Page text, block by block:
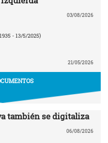
03/08/2026
- 13/5/2025)
21/05/2026
también se digitaliza
06/08/2026